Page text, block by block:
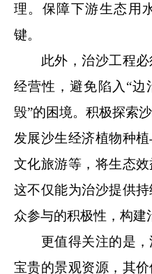
理。保障下游生态用
键。
此外，治沙工程必
经营性，避免陷入“边
毁”的困境。积极探索
发展沙生经济植物种
文化旅游等，将生态效
这不仅能为治沙提供
众参与的积极性，构建
更值得关注的是，
宝贵的景观资源，其